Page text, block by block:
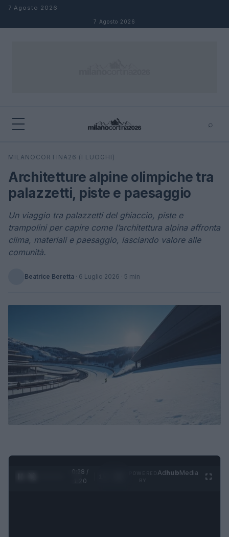
Salta al contenuto
7 Agosto 2026
7 Agosto 2026
⌕
Cerca
MILANOCORTINA26 (I LUOGHI)
Architetture alpine olimpiche tra
palazzetti, piste e paesaggio
Un viaggio tra palazzetti del ghiaccio, piste e
trampolini per capire come l’architettura alpina affronta
clima, materiali e paesaggio, lasciando valore alle
comunità.
Beatrice Beretta · 6 Luglio 2026 · 5 min
0:29 /
1:20
AdhubMedia